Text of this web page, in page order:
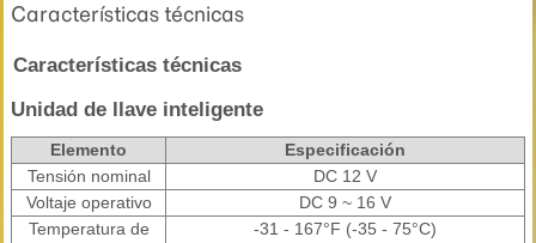
Características técnicas
Características técnicas
Unidad de llave inteligente
Elemento
Especificación
Tensión nominal
DC 12 V
Voltaje operativo
DC 9 ~ 16 V
Temperatura de
-31 - 167°F (-35 - 75°C)